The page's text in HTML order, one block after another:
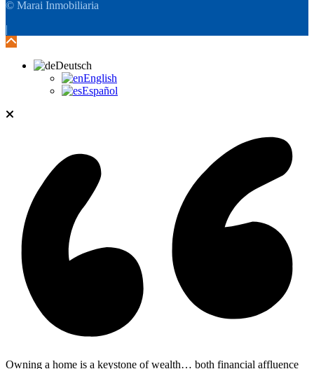
© Marai Inmobiliaria
|
Deutsch
English
Español
Owning a home is a keystone of wealth… both financial affluence